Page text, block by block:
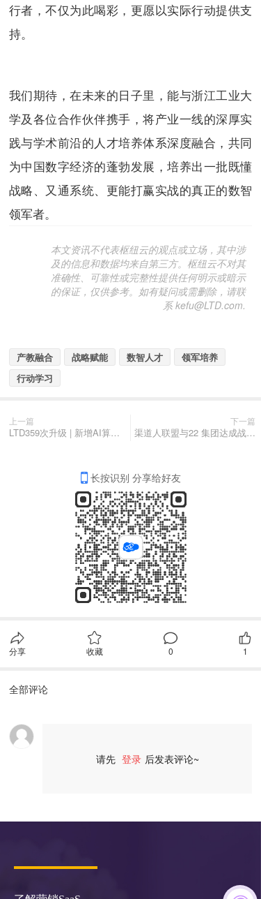
行者，不仅为此喝彩，更愿以实际行动提供支
持。
我们期待，在未来的日子里，能与浙江工业大
学及各位合作伙伴携手，将产业一线的深厚实
践与学术前沿的人才培养体系深度融合，共同
为中国数字经济的蓬勃发展，培养出一批既懂
战略、又通系统、更能打赢实战的真正的数智
领军者。
本文资讯不代表枢纽云的观点或立场，其中涉
及的信息和数据均来自第三方。枢纽云不对其
准确性、可靠性或完整性提供任何明示或暗示
的保证，仅供参考。如有疑问或需删除，请联
系 kefu@LTD.com.
产教融合 战略赋能 数智人才
领军培养
行动学习
上一篇
LTD359次升级 | 新增AI算力包、支持购买更多AI算力 • 新增企业门户平台应用 • PC商城上新样式
下一篇
渠道人联盟与22 集团达成战略合作，共建全域数字经营者赋能生态
长按识别 分享给好友
分享 收藏 0 1
全部评论
请先 登录 后发表评论~